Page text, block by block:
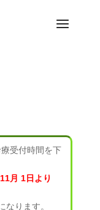
受付時間を下
11月 1日より
なります。